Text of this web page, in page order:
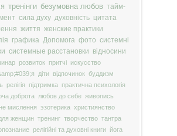
тренінги безумовна любов тайм-
сила духу духовність цитата
життя женские практики
графика Допомога фото системні
системные расстановки відносини
розвиток притчі
искусство
діти відпочинок буддизм
релігія підтримка
практична психологія
доброта
любов до себе живопись
мислення
эзотерика християнство
женщин тренинг творчество тантра
релігійні та духовні книги йога